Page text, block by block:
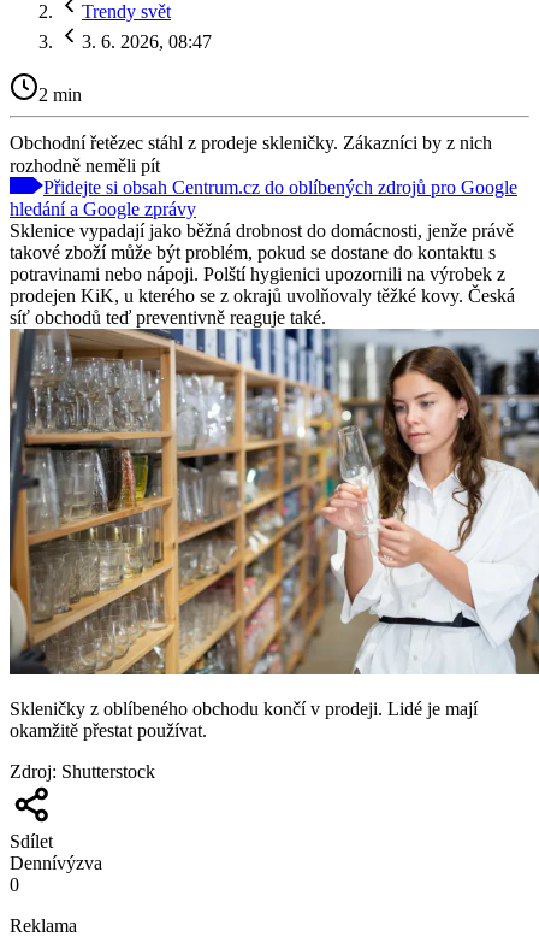
Trendy svět
3. 6. 2026, 08:47
2 min
Obchodní řetězec stáhl z prodeje skleničky. Zákazníci by z nich
rozhodně neměli pít
Přidejte si obsah Centrum.cz do oblíbených zdrojů pro Google
hledání a Google zprávy
Sklenice vypadají jako běžná drobnost do domácnosti, jenže právě
takové zboží může být problém, pokud se dostane do kontaktu s
potravinami nebo nápoji. Polští hygienici upozornili na výrobek z
prodejen KiK, u kterého se z okrajů uvolňovaly těžké kovy. Česká
síť obchodů teď preventivně reaguje také.
Skleničky z oblíbeného obchodu končí v prodeji. Lidé je mají
okamžitě přestat používat.
Zdroj: Shutterstock
Sdílet
Dennívýzva
0
Reklama